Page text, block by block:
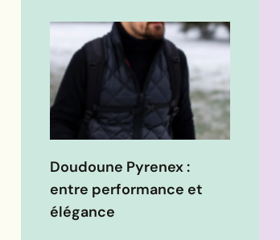
Doudoune Pyrenex :
entre performance et
élégance